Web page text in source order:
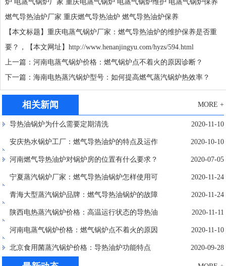
炉 电蒸气锅炉厂家 重庆电蒸气锅炉 电蒸气锅炉维护 电蒸气锅炉保养
燃气导热油炉厂家 重庆燃气导热油炉 燃气导热油炉保养
【本文标题】重庆电蒸气锅炉厂家：燃气导热油炉的维护保养是否重
要？，【本文网址】 http://www.henanjingyu.com/hyzs/594.html
上一篇：河南电蒸气锅炉价格：燃气锅炉点不着火的原因诊断？
下一篇：海南电热蒸汽锅炉型号：如何提高燃气蒸汽锅炉热效率？
相关新闻 MORE +
导热油锅炉为什么需要定期清洗 2020-11-10
安庆热水锅炉工厂：燃气导热油炉的特点及运作
方式
2020-10-10
河南燃气导热油炉对锅炉房的位置有什么要求？ 2020-07-05
宁夏蒸汽锅炉厂家：燃气导热油锅炉怎样使用可
提高热效率
2020-11-24
青海大型蒸汽锅炉品牌：燃气导热油锅炉的故障
检测及排除方法
2020-11-24
陕西电热蒸汽锅炉价格：高温运行状态的导热油
炉，突遇停电应怎样处理？
2020-11-11
河南电蒸气锅炉价格：燃气锅炉点不着火的原因
诊断？
2020-11-10
北京食用菌蒸汽锅炉价格：导热油炉功能特点 2020-09-28